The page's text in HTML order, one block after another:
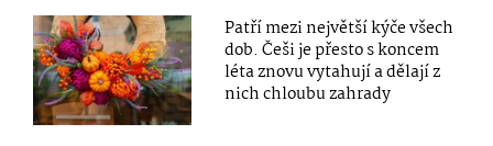
Patří mezi největší kýče všech
dob. Češi je přesto s koncem
léta znovu vytahují a dělají z
nich chloubu zahrady